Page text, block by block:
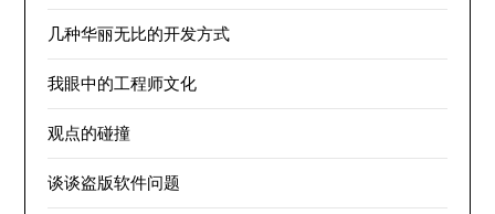
几种华丽无比的开发方式
我眼中的工程师文化
观点的碰撞
谈谈盗版软件问题